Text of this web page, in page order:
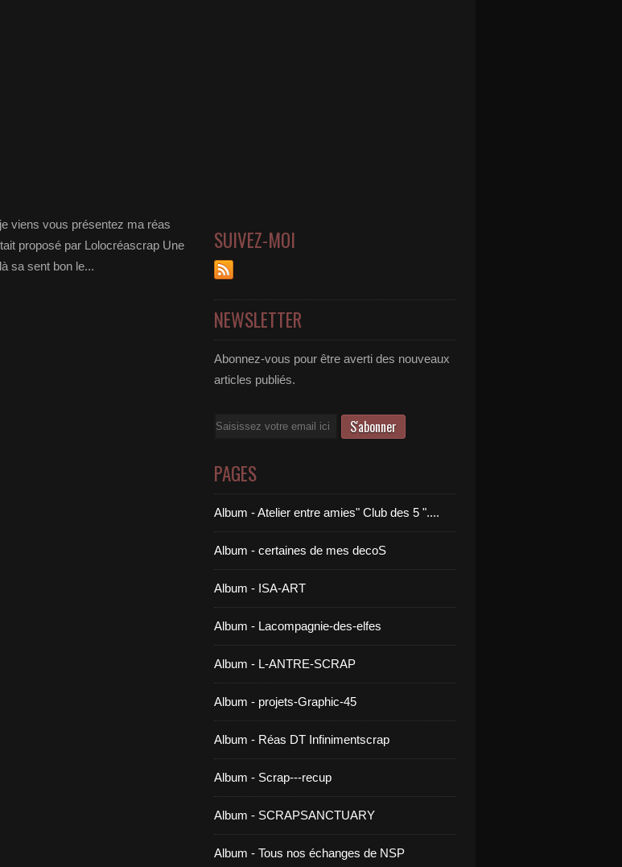
viens vous présentez ma réas
proposé par Lolocréascrap Une
sa sent bon le...
SUIVEZ-MOI
NEWSLETTER
Abonnez-vous pour être averti des nouveaux
articles publiés.
Email
PAGES
Album - Atelier entre amies" Club des 5 "....
Album - certaines de mes decoS
Album - ISA-ART
Album - Lacompagnie-des-elfes
Album - L-ANTRE-SCRAP
Album - projets-Graphic-45
Album - Réas DT Infinimentscrap
Album - Scrap---recup
Album - SCRAPSANCTUARY
Album - Tous nos échanges de NSP